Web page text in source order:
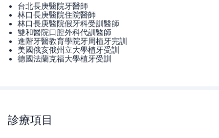
台北長庚醫院牙醫師
林口長庚醫院住院醫師
林口長庚醫院假牙科受訓醫師
雙和醫院口腔外科代訓醫師
進階牙醫教育學院牙周植牙完訓
美國俄亥俄州立大學植牙受訓
德國法蘭克福大學植牙受訓
診療項目